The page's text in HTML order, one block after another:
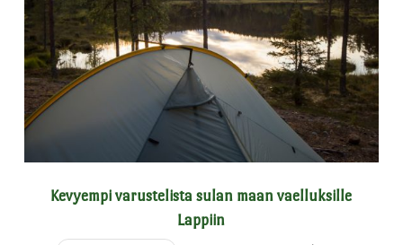
Kevyempi varustelista sulan maan vaelluksille
Lappiin